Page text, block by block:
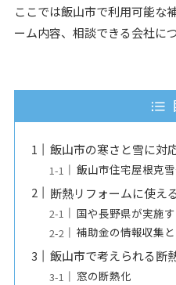
ここでは飯山市で利用可能な
ーム内容、相談できる会社に
飯山市の寒さと雪に対
飯山市住宅屋根克
断熱リフォームに使え
国や長野県が実施
補助金の情報収集
飯山市で考えられる断
窓の断熱化